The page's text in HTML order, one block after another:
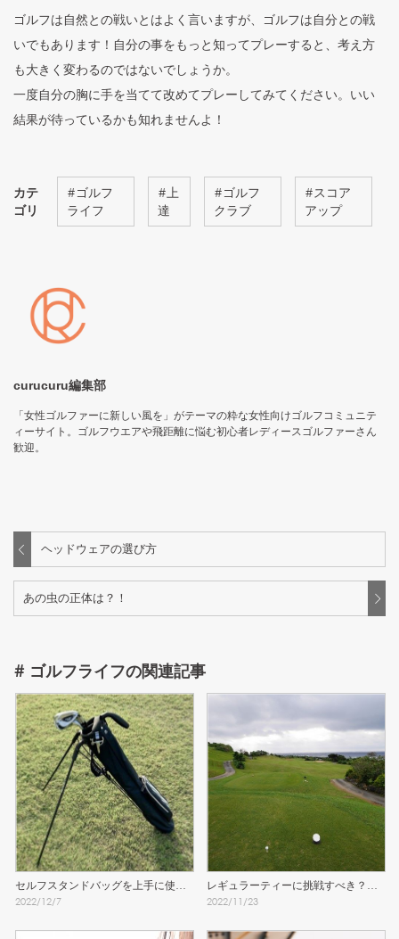
ゴルフは自然との戦いとはよく言いますが、ゴルフは自分との戦
いでもあります！自分の事をもっと知ってプレーすると、考え方
も大きく変わるのではないでしょうか。
一度自分の胸に手を当てて改めてプレーしてみてください。いい
結果が待っているかも知れませんよ！
カテ
ゴリ
#ゴルフ
ライフ
#上
達
#ゴルフ
クラブ
#スコア
アップ
curucuru編集部
「女性ゴルファーに新しい風を」がテーマの粋な女性向けゴルフコミュニテ
ィーサイト。ゴルフウエアや飛距離に悩む初心者レディースゴルファーさん
歓迎。
ヘッドウェアの選び方
あの虫の正体は？！
# ゴルフライフの関連記事
セルフスタンドバッグを上手に使う
ために知っておきたい注意点
2022/12/7
レギュラーティーに挑戦すべき？女
子のティーグラウンド問題
2022/11/23